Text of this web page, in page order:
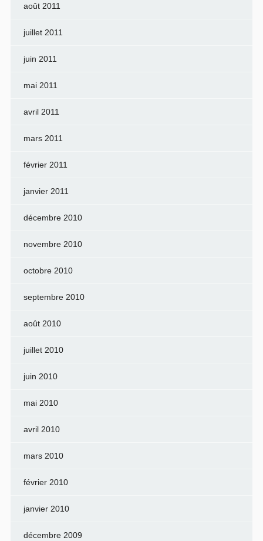
août 2011
juillet 2011
juin 2011
mai 2011
avril 2011
mars 2011
février 2011
janvier 2011
décembre 2010
novembre 2010
octobre 2010
septembre 2010
août 2010
juillet 2010
juin 2010
mai 2010
avril 2010
mars 2010
février 2010
janvier 2010
décembre 2009